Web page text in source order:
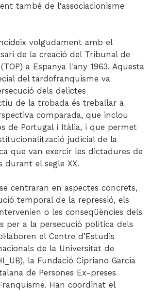
també de l'associacionisme
volgudament amb el
de la creació del Tribunal de
a Espanya l'any 1963. Aquesta
del tardofranquisme va
dels delictes
de la trobada és treballar a
comparada, que inclou
de Portugal i Itàlia, i que permet
judicial de la
que van exercir les dictadures de
durant el segle XX.
centraran en aspectes concrets,
temporal de la repressió, els
o les conseqüències dels
per a la persecució política dels
el Centre d’Estudis
de la Universitat de
la Fundació Cipriano Garcia
de Persones Ex-preses
Han coordinat el